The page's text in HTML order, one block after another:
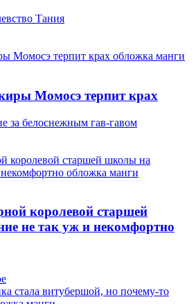
Тания
Момосэ терпит крах
за белоснежным гав-гавом
королевой старшей
не так уж и некомфортно